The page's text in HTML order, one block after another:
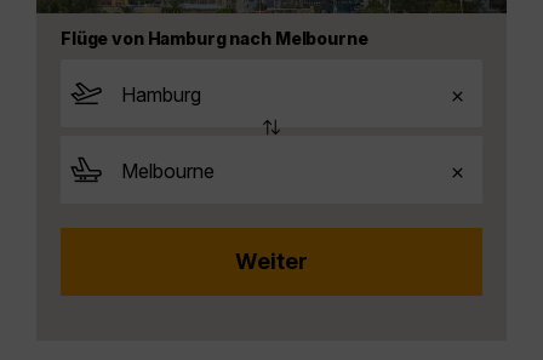
Flüge von Hamburg nach Melbourne